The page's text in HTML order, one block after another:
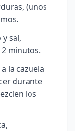
(unos
y sal,
minutos.
la cazuela
durante
los